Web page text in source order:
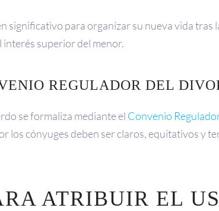
significativo para organizar su nueva vida
interés superior del menor.
REGULADOR DEL
se formaliza mediante el Convenio
los cónyuges deben ser claros, equitativos y
ATRIBUIR EL